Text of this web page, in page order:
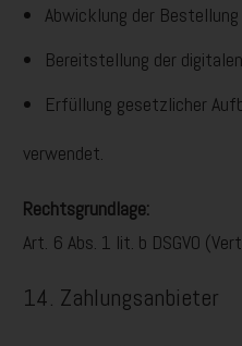
Abwicklung der Bestellung
Bereitstellung der
Erfüllung gesetzlicher
verwendet.
Rechtsgrundlage:
Art. 6 Abs. 1 lit. b DSGVO
14. Zahlungsanbieter